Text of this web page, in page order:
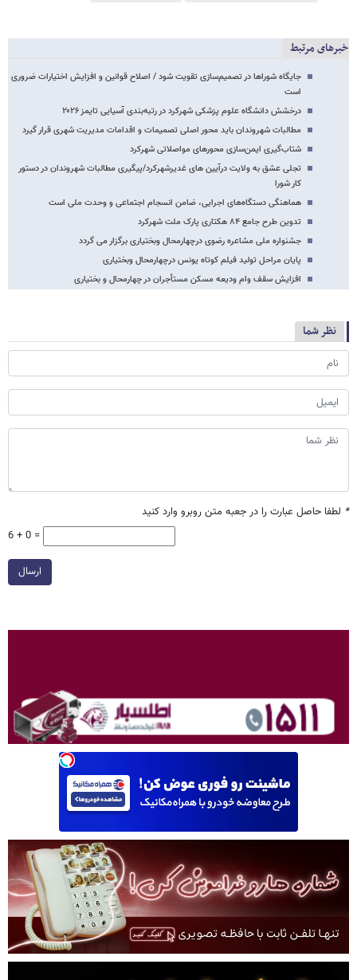
خبرهای مرتبط
جایگاه شوراها در تصمیم‌سازی تقویت شود / اصلاح قوانین و افزایش اختیارات ضروری
است
درخشش دانشگاه علوم پزشکی شهرکرد در رتبه‌بندی آسیایی تایمز ۲۰۲۶
مطالبات شهروندان باید محور اصلی تصمیمات و اقدامات مدیریت شهری قرار گیرد
شتاب‌گیری ایمن‌سازی محورهای مواصلاتی شهرکرد
تجلی عشق به ولایت درآیین های غدیرشهرکرد/پیگیری مطالبات شهروندان در دستور
کار شورا
هماهنگی دستگاه‌های اجرایی، ضامن انسجام اجتماعی و وحدت ملی است
تدوین طرح جامع ۸۴ هکتاری پارک ملت شهرکرد
جشنواره ملی مشاعره رضوی درچهارمحال وبختیاری برگزار می گردد
پایان مراحل تولید فیلم کوتاه یونس درچهارمحال وبختیاری
افزایش سقف وام ودیعه مسکن مستأجران در چهارمحال و بختیاری
نظر شما
* لطفا حاصل عبارت را در جعبه متن روبرو وارد کنید
6 + 0 =
ارسال